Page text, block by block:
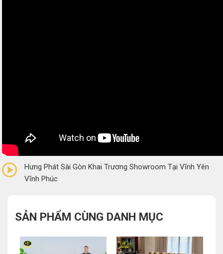
(0 Reviews)
Hưng Phát Sài Gòn Khai Trương Showroom Tại Vĩnh Yên
Vĩnh Phúc
SẢN PHẨM CÙNG DANH MỤC